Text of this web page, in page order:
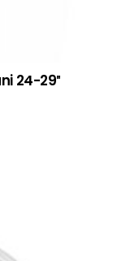
24-29″